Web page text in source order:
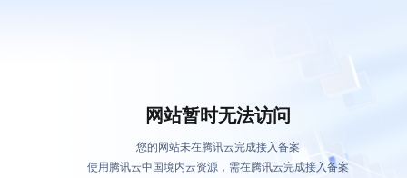
网站暂时无法访问
您的网站未在腾讯云完成接入备案
使用腾讯云中国境内云资源，需在腾讯云完成接入备案